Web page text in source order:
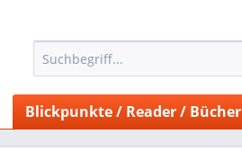
Blickpunkte / Reader / Bücher